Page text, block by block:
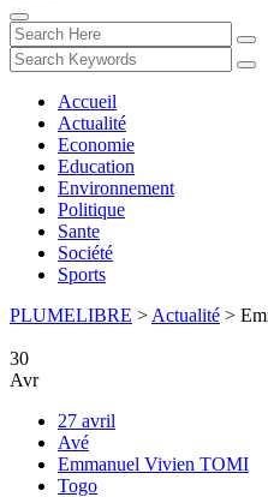
Accueil
Actualité
Economie
Education
Environnement
Politique
Sante
Société
Sports
PLUMELIBRE > Actualité >
30
Avr
27 avril
Avé
Emmanuel Vivien TOMI
Togo